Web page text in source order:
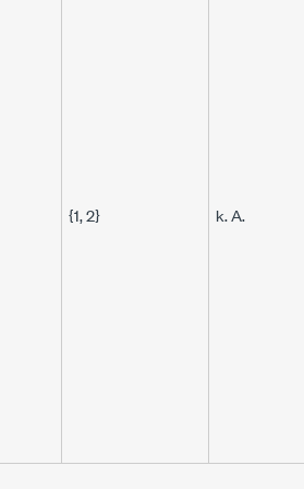
{1, 2} k. A.